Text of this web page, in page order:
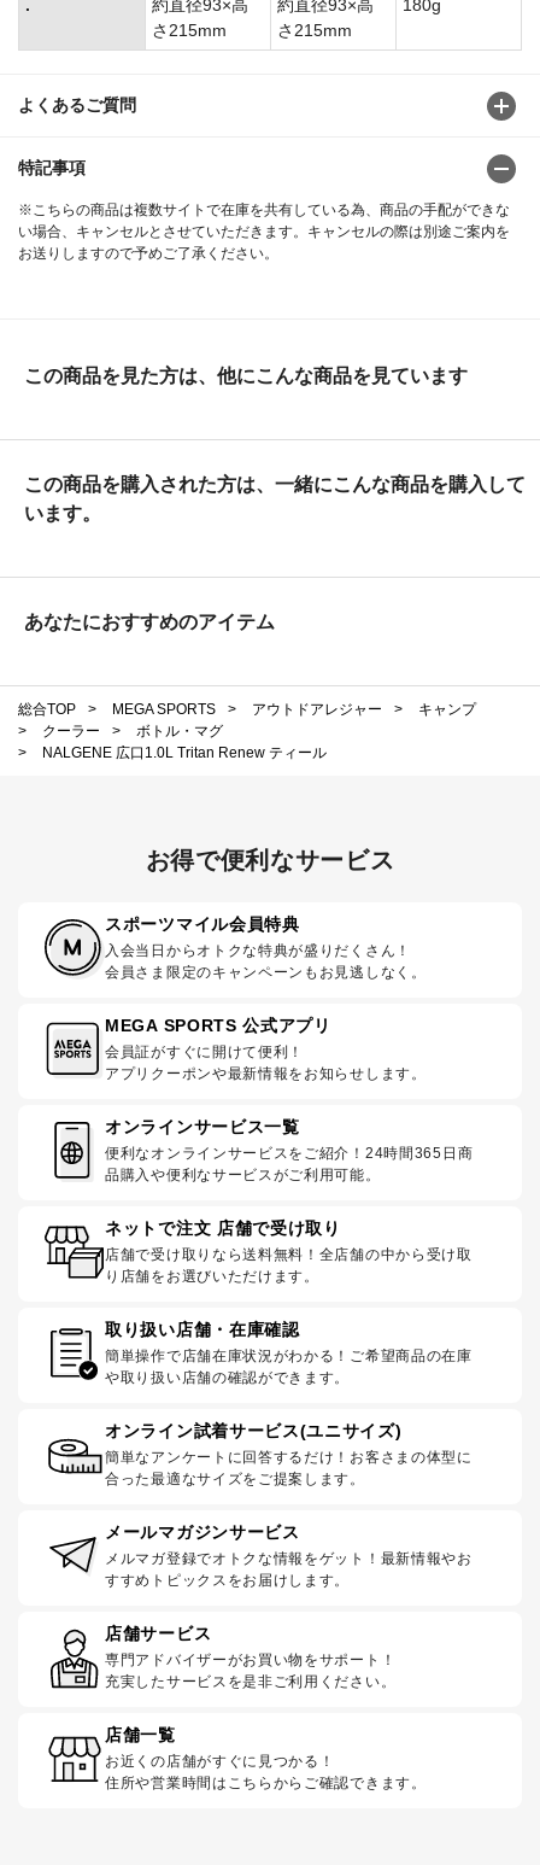
よくあるご質問
特記事項
※こちらの商品は複数サイトで在庫を共有している為、商品の手配ができな
い場合、キャンセルとさせていただきます。キャンセルの際は別途ご案内を
お送りしますので予めご了承ください。
.
約直径93×高
さ215mm
約直径93×高
さ215mm
180g
この商品を見た方は、他にこんな商品を見ています
この商品を購入された方は、一緒にこんな商品を購入して
います。
あなたにおすすめのアイテム
総合TOP > MEGA SPORTS > アウトドアレジャー >
キャンプ
>
クーラー >
ボトル・マグ
>
NALGENE 広口1.0L Tritan Renew ティール
お得で便利なサービス
スポーツマイル会員特典
入会当日からオトクな特典が盛りだくさん！
会員さま限定のキャンペーンもお見逃しなく。
MEGA SPORTS 公式アプリ
会員証がすぐに開けて便利！
アプリクーポンや最新情報をお知らせします。
オンラインサービス一覧
便利なオンラインサービスをご紹介！24時間365日商
品購入や便利なサービスがご利用可能。
ネットで注文 店舗で受け取り
店舗で受け取りなら送料無料！全店舗の中から受け取
り店舗をお選びいただけます。
取り扱い店舗・在庫確認
簡単操作で店舗在庫状況がわかる！ご希望商品の在庫
や取り扱い店舗の確認ができます。
オンライン試着サービス(ユニサイズ)
簡単なアンケートに回答するだけ！お客さまの体型に
合った最適なサイズをご提案します。
メールマガジンサービス
メルマガ登録でオトクな情報をゲット！最新情報やお
すすめトピックスをお届けします。
店舗サービス
専門アドバイザーがお買い物をサポート！
充実したサービスを是非ご利用ください。
店舗一覧
お近くの店舗がすぐに見つかる！
住所や営業時間はこちらからご確認できます。